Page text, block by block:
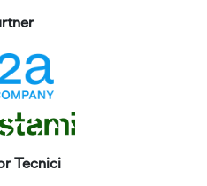
Tecnici